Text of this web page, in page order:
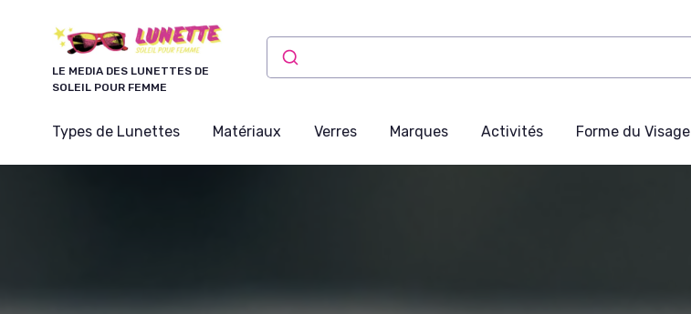
LE MEDIA DES LUNETTES DE
SOLEIL POUR FEMME
Types de Lunettes Matériaux Verres Marques Activités Forme du Visage